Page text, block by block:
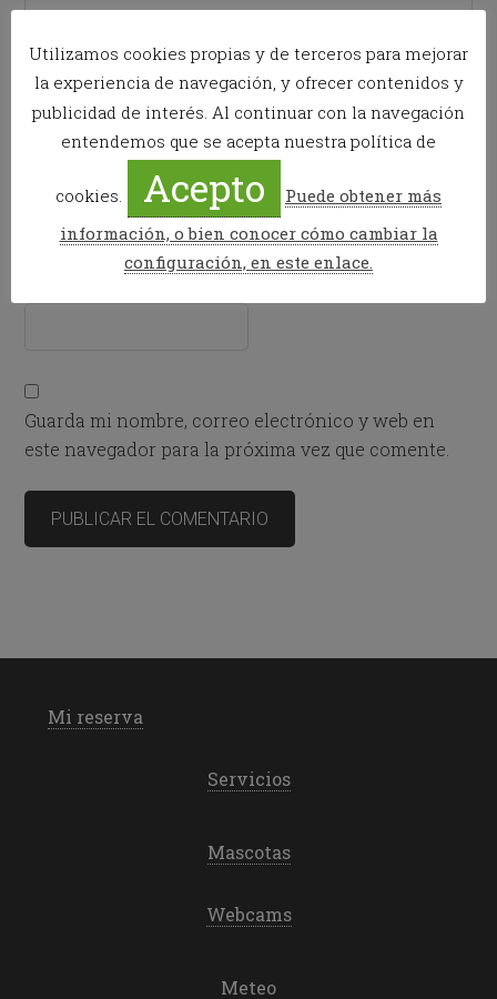
Nombre*
Correo electrónico*
Guarda mi nombre, correo electrónico y web en
este navegador para la próxima vez que comente.
Mi reserva
Servicios
Mascotas
Webcams
Meteo
Utilizamos cookies propias y de terceros para mejorar
la experiencia de navegación, y ofrecer contenidos y
publicidad de interés. Al continuar con la navegación
entendemos que se acepta nuestra política de
cookies. Acepto
Puede obtener más
información, o bien conocer cómo cambiar la
configuración, en este enlace.